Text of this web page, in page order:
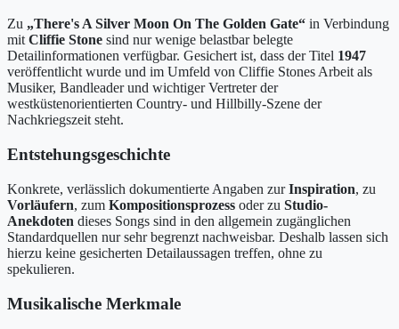
Zu „There's A Silver Moon On The Golden Gate“ in Verbindung
mit Cliffie Stone sind nur wenige belastbar belegte
Detailinformationen verfügbar. Gesichert ist, dass der Titel 1947
veröffentlicht wurde und im Umfeld von Cliffie Stones Arbeit als
Musiker, Bandleader und wichtiger Vertreter der
westküstenorientierten Country- und Hillbilly-Szene der
Nachkriegszeit steht.
Entstehungsgeschichte
Konkrete, verlässlich dokumentierte Angaben zurInspiration, zu
Vorläufern, zum Kompositionsprozess oder zu Studio-
Anekdoten dieses Songs sind in den allgemein zugänglichen
Standardquellen nur sehr begrenzt nachweisbar. Deshalb lassen sich
hierzu keine gesicherten Detailaussagen treffen, ohne zu
spekulieren.
Musikalische Merkmale